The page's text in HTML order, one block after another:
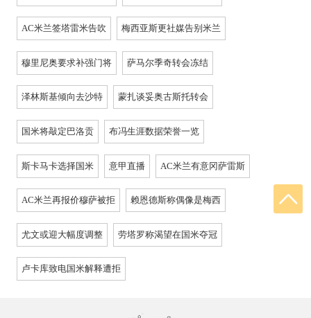
AC米兰签塔雷米告吹 梅西亚斯更社媒告别米兰
穆里尼奥要求补强门将 萨马尔季奇转会冻结
泽林斯基倾向去沙特 蒙扎谈妥奥古斯托转会
国米将敲定巴洛贡 布冯生涯数据荣誉一览
斯卡马卡选择国米 意甲直播 AC米兰有意冈萨雷斯
AC米兰再报价穆萨被拒 赖恩德斯称偶像是梅西
尤文或迎大幅度调整 劳塔罗称渴望在国米夺冠
卢卡库致电国米解释遭拒